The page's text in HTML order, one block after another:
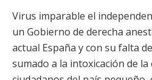
Virus imparable el
un Gobierno de derecha
actual España y con su falta
sumado a la intoxicación de la